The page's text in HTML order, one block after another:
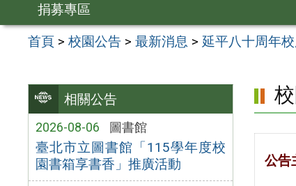
捐募專區
首頁 >校園公告 >最新消息 > 延平八十周年
相關公告
2026-08-06 圖書館
臺北市立圖書館「115學年度校
園書箱享書香」推廣活動
公告